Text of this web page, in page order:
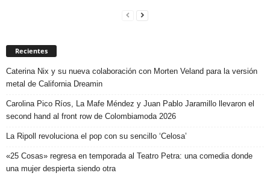
Recientes
Caterina Nix y su nueva colaboración con Morten Veland para la versión
metal de California Dreamin
Carolina Pico Ríos, La Mafe Méndez y Juan Pablo Jaramillo llevaron el
second hand al front row de Colombiamoda 2026
La Ripoll revoluciona el pop con su sencillo ‘Celosa’
«25 Cosas» regresa en temporada al Teatro Petra: una comedia donde
una mujer despierta siendo otra